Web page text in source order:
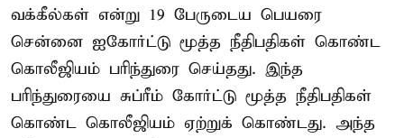
வக்கீல்கள் என்று 19 பேருடைய பெயரை
சென்னை ஐகோர்ட்டு மூத்த நீதிபதிகள் கொண்ட
கொலீஜியம் பரிந்துரை செய்தது. இந்த
பரிந்துரையை சுப்ரீம் கோர்ட்டு மூத்த நீதிபதிகள்
கொண்ட கொலீஜியம் ஏற்றுக் கொண்டது. அந்த